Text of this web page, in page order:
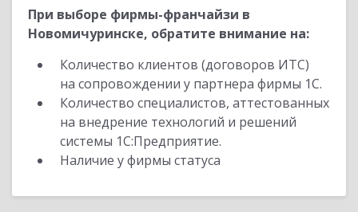
При выборе фирмы-франчайзи в
Новомичуринске, обратите внимание на:
Количество клиентов (договоров ИТС)
на сопровождении у партнера фирмы 1С.
Количество специалистов, аттестованных
на внедрение технологий и решений
системы 1С:Предприятие.
Наличие у фирмы статуса